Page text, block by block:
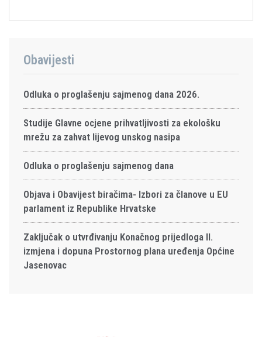
Obavijesti
Odluka o proglašenju sajmenog dana 2026.
Studije Glavne ocjene prihvatljivosti za ekološku
mrežu za zahvat lijevog unskog nasipa
Odluka o proglašenju sajmenog dana
Objava i Obavijest biračima- Izbori za članove u EU
parlament iz Republike Hrvatske
Zaključak o utvrđivanju Konačnog prijedloga II.
izmjena i dopuna Prostornog plana uređenja Općine
Jasenovac